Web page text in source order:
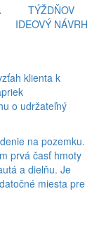
TÝŽDŇOV
IDEOVÝ NÁVRH
klienta k
o udržateľný
na pozemku.
prvá časť hmoty
a dielňu. Je
miesta pre